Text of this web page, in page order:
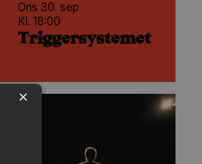
Ons 30. sep
Kl. 18:00
Triggersystemet
×